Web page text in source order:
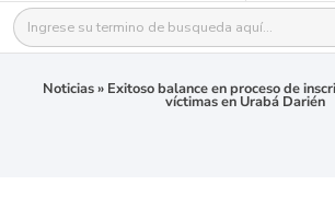
Buscar:
Noticias» Exitoso balance en proceso de
víctimas en Urabá Darién